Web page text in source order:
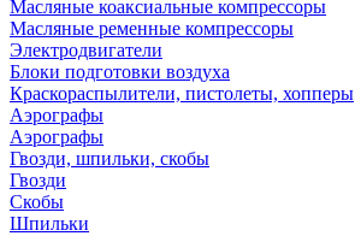
Масляные коаксиальные компрессоры
Масляные ременные компрессоры
Электродвигатели
Блоки подготовки воздуха
Краскораспылители, пистолеты, хопперы
Аэрографы
Аэрографы
Гвозди, шпильки, скобы
Гвозди
Скобы
Шпильки